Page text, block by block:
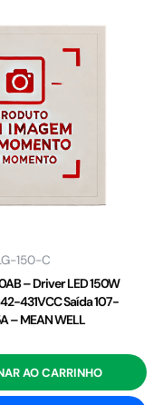
150-C
– Driver LED 150W
431VCC Saída 107-
– MEAN WELL
AO CARRINHO